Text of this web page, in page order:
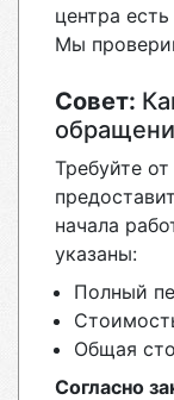
центра
Мы
Совет:
Требуйте
начала
указаны:
Полный
Общая
Согласно